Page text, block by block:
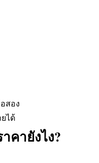
สอง
ได้
คายังไง?